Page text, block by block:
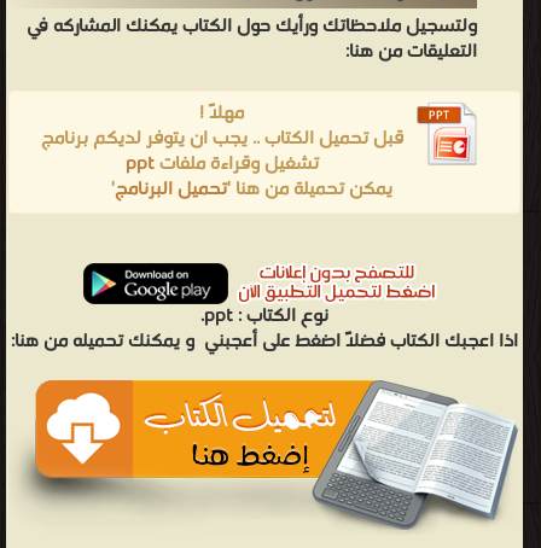
ولتسجيل ملاحظاتك ورأيك حول الكتاب يمكنك المشاركه في
التعليقات من هنا:
مهلاً !
قبل تحميل الكتاب .. يجب ان يتوفر لديكم برنامج
تشغيل وقراءة ملفاتppt
يمكن تحميلة من هنا 'تحميل البرنامج'
نوع الكتاب :ppt.
اذا اعجبك الكتاب فضلاً اضغط على أعجبني و يمكنك تحميله من هنا: